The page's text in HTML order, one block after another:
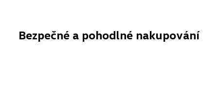
Bezpečné a pohodlné nakupování